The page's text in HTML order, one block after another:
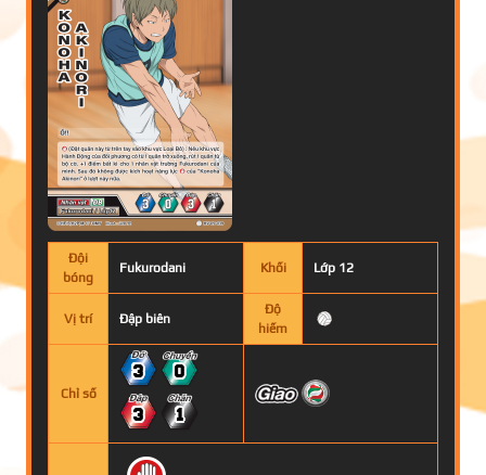
Đội
bóng
Fukurodani Khối Lớp 12
Vị trí Đập biên
Độ
hiếm
Chỉ số
3 0
3 1